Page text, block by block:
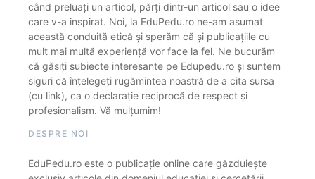
când preluați un articol, părți dintr-un articol sau o idee
care v-a inspirat. Noi, la EduPedu.ro ne-am asumat
această conduită etică și sperăm că și publicațiile cu
mult mai multă experiență vor face la fel. Ne bucurăm
că găsiți subiecte interesante pe Edupedu.ro și suntem
siguri că înțelegeți rugămintea noastră de a cita sursa
(cu link), ca o declarație reciprocă de respect și
profesionalism. Vă mulțumim!
DESPRE NOI
EduPedu.ro este o publicație online care găzduiește